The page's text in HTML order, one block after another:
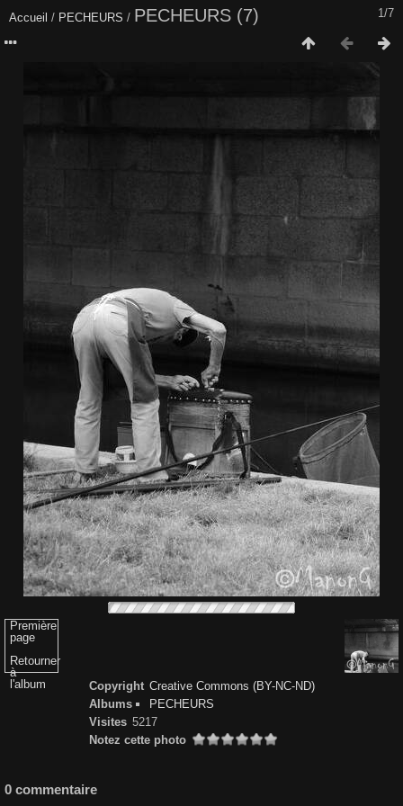
1/7
Accueil / PECHEURS / PECHEURS (7)
Première
page
Retourner
à
l'album
Copyright Creative Commons (BY-NC-ND)
Albums
PECHEURS
Visites 5217
Notez cette photo
0 commentaire